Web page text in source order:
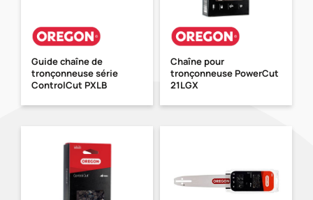
Guide chaîne de
tronçonneuse série
ControlCut PXLB
Chaîne pour
tronçonneuse PowerCut
21LGX